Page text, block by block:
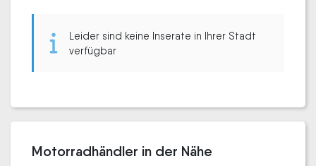
Leider sind keine Inserate in Ihrer Stadt
verfügbar
Motorradhändler in der Nähe